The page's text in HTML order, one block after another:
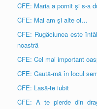
CFE: Maria a pornit şi s-a
CFE: Mai am şi alte oi…
CFE: Rugăciunea este
noastră
CFE: Cel mai important
CFE: Caută-mă în locul
CFE: Lasă-te iubit
CFE: A te pierde din